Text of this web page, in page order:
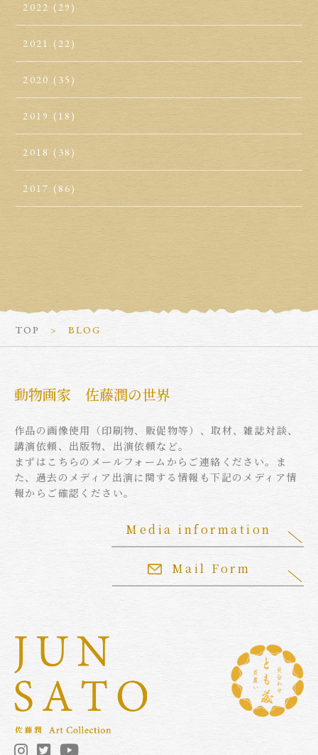
2022 (29)
2021 (22)
2020 (35)
2019 (18)
2018 (38)
2017 (86)
TOP BLOG
動物画家 佐藤潤の世界
作品の画像使用（印刷物、販促物等）、取材、雑誌対談、
講演依頼、出版物、出演依頼など。
まずはこちらのメールフォームからご連絡ください。ま
た、過去のメディア出演に関する情報も下記のメディア情
報からご確認ください。
Mail Form
Media information